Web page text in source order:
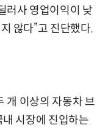
러사 영업이익이 낮
않다”고 진단했다.
개 이상의 자동차 브
시장에 진입하는